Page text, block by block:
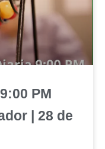
PM
| 28 de